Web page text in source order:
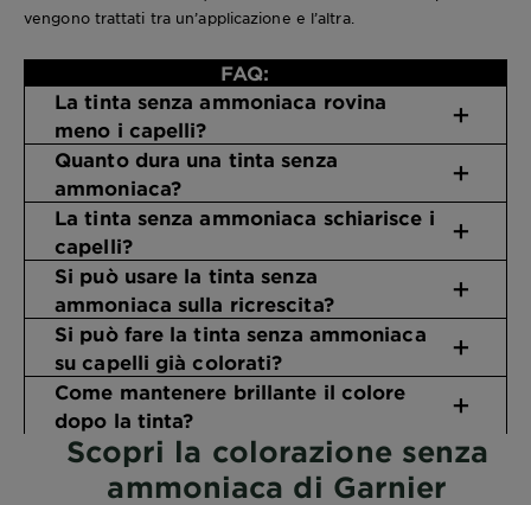
vengono trattati tra un’applicazione e l’altra.
FAQ:
La tinta senza ammoniaca rovina
meno i capelli?
Quanto dura una tinta senza
ammoniaca?
La tinta senza ammoniaca schiarisce i
capelli?
Si può usare la tinta senza
ammoniaca sulla ricrescita?
Si può fare la tinta senza ammoniaca
su capelli già colorati?
Come mantenere brillante il colore
dopo la tinta?
Scopri la colorazione senza
ammoniaca di Garnier